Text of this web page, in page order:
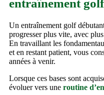
entraînement
Un entraînement golf
progresser plus vite, avec
En travaillant les
et en restant patient, vous
années à venir.
Lorsque ces bases sont
évoluer vers une routine